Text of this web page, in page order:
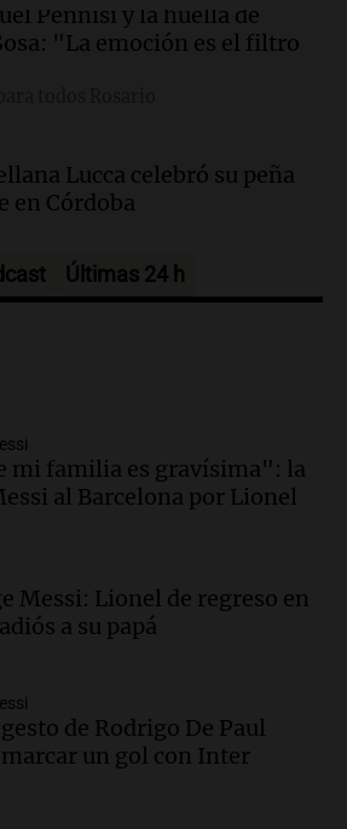
Fe: cómo estará el tiempo este
Pennisi y la huella de
"La emoción es el filtro
Lucca celebró su peña
en Córdoba
accidente en Mendoza:
un puente
en Mendoza: un muerto
tras caer dos autos desde
llegará esta noche a
acompañar a su familia
Propiedad Privada: el revés
expuso una debilidad
del Gobierno
Últimas 24 h
mi familia es gravísima": la
al Barcelona por Lionel
Messi: Lionel de regreso en
a su papá
de Rodrigo De Paul
un gol con Inter